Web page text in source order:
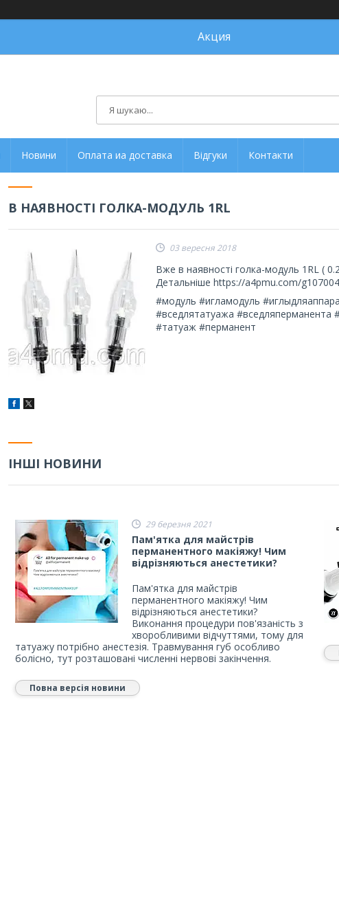
Акция
Новини Оплата иа доставка Відгуки Контакти
В НАЯВНОСТІ ГОЛКА-МОДУЛЬ 1RL
03 вересня 2018
Вже в наявності голка-модуль 1RL (
Детальніше https://a4pmu.com/
#модуль #игламодуль
#вседлятатуажа
#татуаж #перманент
ІНШІ НОВИНИ
29 березня 2021
Пам'ятка для майстрів
перманентного макіяжу! Чим
відрізняються анестетики?
Пам'ятка для майстрів
перманентного макіяжу! Чим
відрізняються анестетики?
Виконання процедури пов'язаність з
хворобливими відчуттями, тому для
татуажу потрібно анестезія. Травмування губ особливо
болісно, тут розташовані численні нервові закінчення.
Повна версія новини